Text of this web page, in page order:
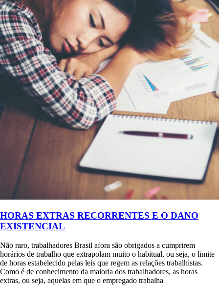
HORAS EXTRAS RECORRENTES E O DANO
EXISTENCIAL
Não raro, trabalhadores Brasil afora são obrigados a cumprirem
horários de trabalho que extrapolam muito o habitual, ou seja, o limite
de horas estabelecido pelas leis que regem as relações trabalhistas.
Como é de conhecimento da maioria dos trabalhadores, as horas
extras, ou seja, aquelas em que o empregado trabalha